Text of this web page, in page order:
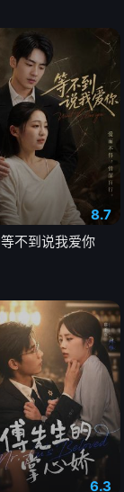
8.7
等不到说我爱你
6.3